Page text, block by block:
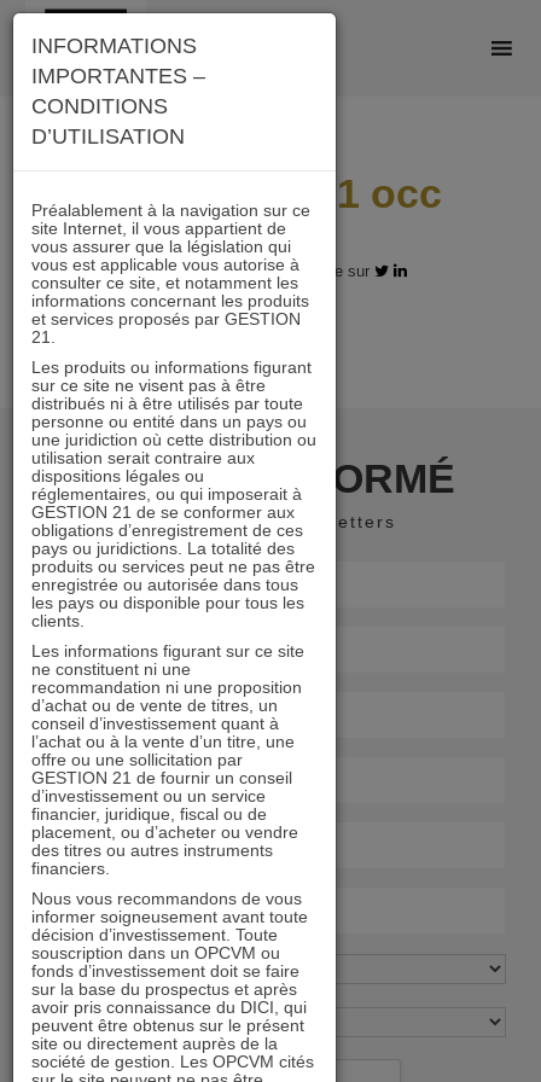
Skip
content
Video 120321 occ
15.03.2021 - Partagez l'article sur
RESTER INFORMÉ
Recevoir nos newsletters
INFORMATIONS
IMPORTANTES –
CONDITIONS
D’UTILISATION
Préalablement à la navigation sur ce
site Internet, il vous appartient de
vous assurer que la législation qui
vous est applicable vous autorise à
consulter ce site, et notamment les
informations concernant les produits
et services proposés par GESTION
21.
Les produits ou informations figurant
sur ce site ne visent pas à être
distribués ni à être utilisés par toute
personne ou entité dans un pays ou
une juridiction où cette distribution ou
utilisation serait contraire aux
dispositions légales ou
réglementaires, ou qui imposerait à
GESTION 21 de se conformer aux
obligations d’enregistrement de ces
pays ou juridictions. La totalité des
produits ou services peut ne pas être
enregistrée ou autorisée dans tous
les pays ou disponible pour tous les
clients.
Les informations figurant sur ce site
ne constituent ni une
recommandation ni une proposition
d’achat ou de vente de titres, un
conseil d’investissement quant à
l’achat ou à la vente d’un titre, une
offre ou une sollicitation par
GESTION 21 de fournir un conseil
d’investissement ou un service
financier, juridique, fiscal ou de
placement, ou d’acheter ou vendre
des titres ou autres instruments
financiers.
Nous vous recommandons de vous
informer soigneusement avant toute
décision d’investissement. Toute
souscription dans un OPCVM ou
fonds d’investissement doit se faire
sur la base du prospectus et après
avoir pris connaissance du DICI, qui
peuvent être obtenus sur le présent
site ou directement auprès de la
société de gestion. Les OPCVM cités